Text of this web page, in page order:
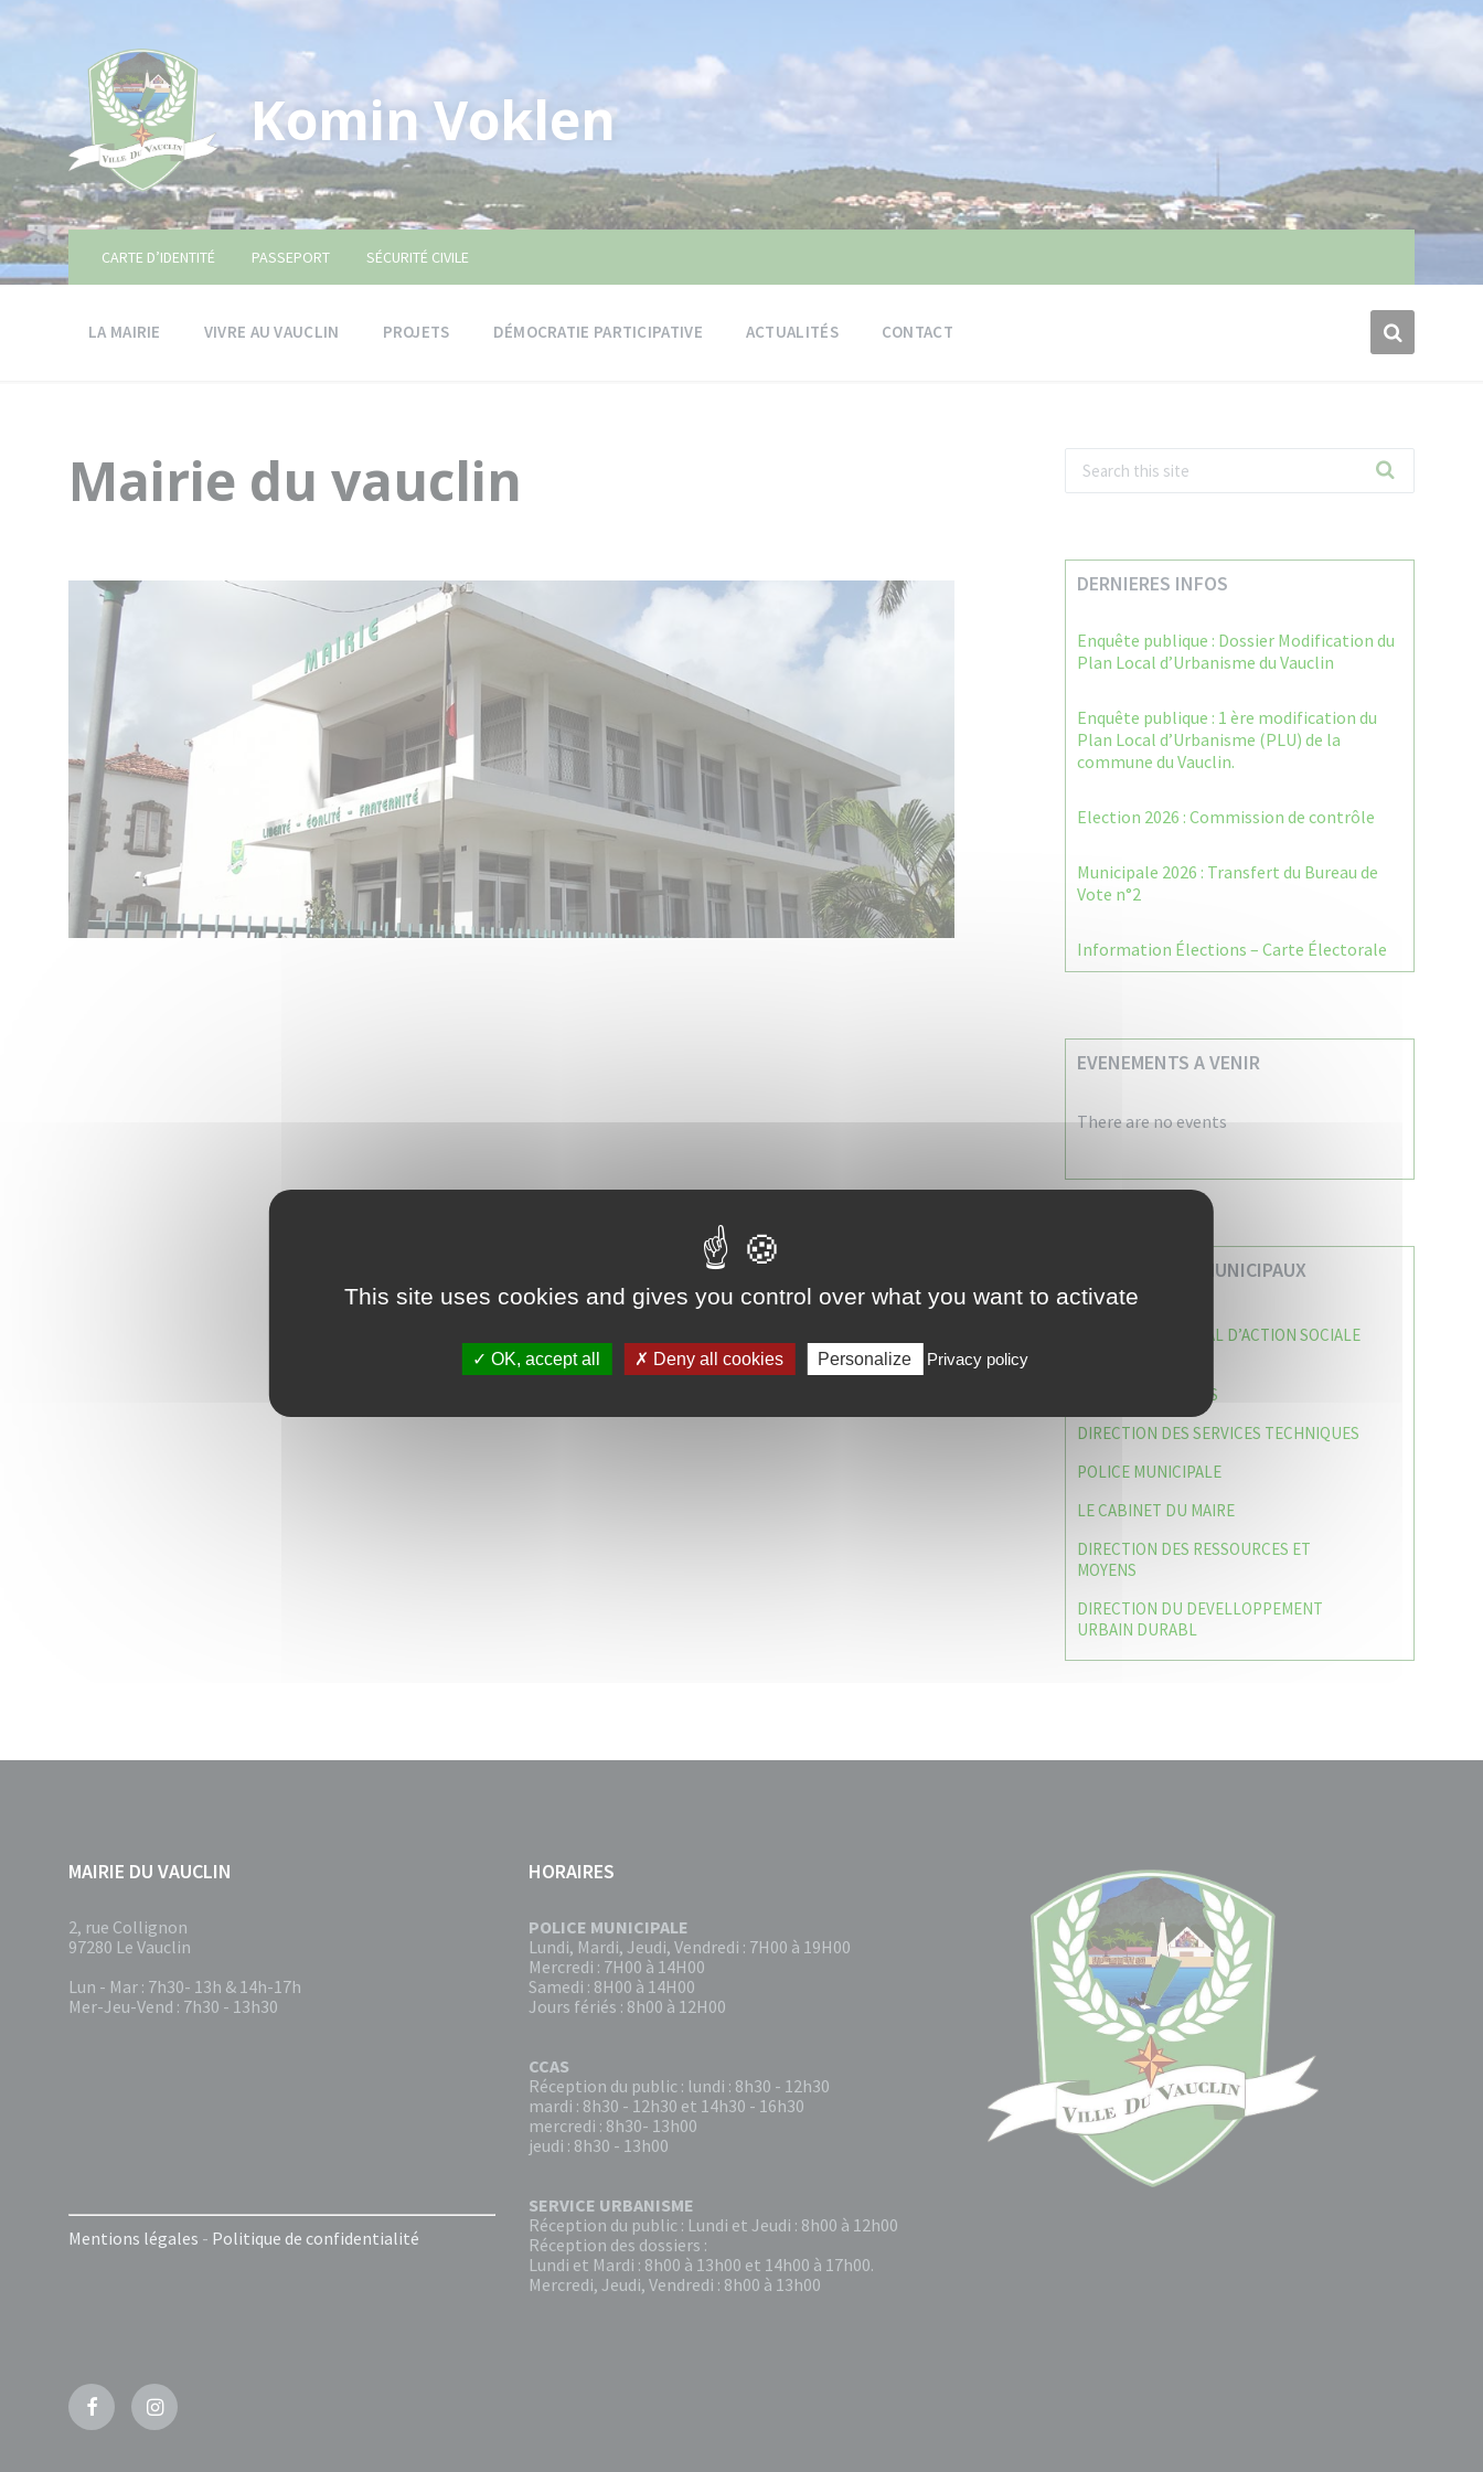
Komin Voklen
CARTE D’IDENTITÉ PASSEPORT SÉCURITÉ CIVILE
LA MAIRIE VIVRE AU VAUCLIN PROJETS DÉMOCRATIE PARTICIPATIVE ACTUALITÉS CONTACT
Mairie du vauclin
DERNIERES INFOS
Enquête publique : Dossier Modification du
Plan Local d’Urbanisme du Vauclin
Enquête publique : 1 ère modification du
Plan Local d’Urbanisme (PLU) de la
commune du Vauclin.
Election 2026 : Commission de contrôle
Municipale 2026 : Transfert du Bureau de
Vote n°2
Information Élections – Carte Électorale
EVENEMENTS A VENIR
There are no events
VOS SERVICES MUNICIPAUX
CENTRE COMMUNAL D’ACTION SOCIALE
CAISSE DES ÉCOLES
DIRECTION DES SERVICES TECHNIQUES
POLICE MUNICIPALE
LE CABINET DU MAIRE
DIRECTION DES RESSOURCES ET
MOYENS
DIRECTION DU DEVELLOPPEMENT
URBAIN DURABL
MAIRIE DU VAUCLIN
2, rue Collignon
97280 Le Vauclin
Lun - Mar : 7h30- 13h & 14h-17h
Mer-Jeu-Vend : 7h30 - 13h30
Mentions légales - Politique de confidentialité
HORAIRES
POLICE MUNICIPALE
Lundi, Mardi, Jeudi, Vendredi : 7H00 à 19H00
Mercredi : 7H00 à 14H00
Samedi : 8H00 à 14H00
Jours fériés : 8h00 à 12H00
CCAS
Réception du public : lundi : 8h30 - 12h30
mardi : 8h30 - 12h30 et 14h30 - 16h30
mercredi : 8h30- 13h00
jeudi : 8h30 - 13h00
SERVICE URBANISME
Réception du public : Lundi et Jeudi : 8h00 à 12h00
Réception des dossiers :
Lundi et Mardi : 8h00 à 13h00 et 14h00 à 17h00.
Mercredi, Jeudi, Vendredi : 8h00 à 13h00
FacebookInstagram
This site uses cookies and gives you control over what you want to activate
OK, accept all Deny all cookies Personalize Privacy policy